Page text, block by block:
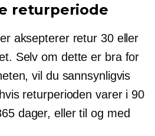
returperiode
aksepterer retur 30 eller
Selv om dette er bra for
vil du sannsynligvis
returperioden varer i 90
dager, eller til og med